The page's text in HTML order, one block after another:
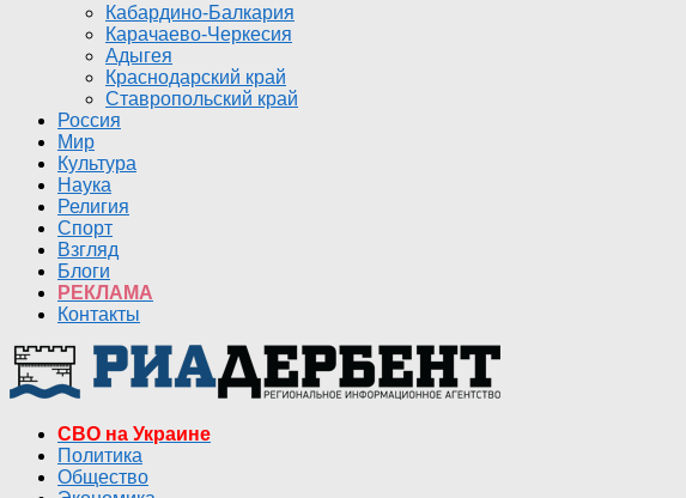
Кабардино-Балкария
Карачаево-Черкесия
Адыгея
Краснодарский край
Ставропольский край
Россия
Мир
Культура
Наука
Религия
Спорт
Взгляд
Блоги
РЕКЛАМА
Контакты
СВО на Украине
Политика
Общество